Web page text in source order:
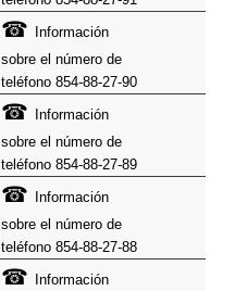
☎
Información
sobre el número de
teléfono 854-88-27-90
☎
Información
sobre el número de
teléfono 854-88-27-89
☎
Información
sobre el número de
teléfono 854-88-27-88
☎
Información